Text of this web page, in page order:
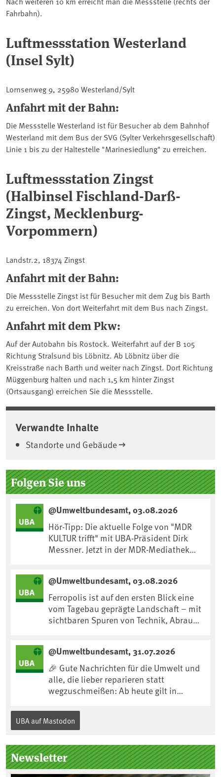
Fahrbahn).
Luftmessstation Westerland
(Insel Sylt)
Lornsenweg 9, 25980 Westerland/Sylt
Anfahrt mit der Bahn:
Die Messstelle Westerland ist für Besucher ab dem Bahnhof
Westerland mit dem Bus der SVG (Sylter Verkehrsgesellschaft)
Linie 1 bis zu der Haltestelle "Marinesiedlung" zu erreichen.
Luftmessstation Zingst
(Halbinsel Fischland-Darß-
Zingst, Mecklenburg-
Vorpommern)
Landstr.2, 18374 Zingst
Anfahrt mit der Bahn:
Die Messstelle Zingst ist für Besucher mit dem Zug bis Barth
zu erreichen. Von dort Weiterfahrt mit dem Bus nach Zingst.
Anfahrt mit dem Pkw:
Auf der Autobahn bis Rostock. Weiterfahrt auf der B 105
Richtung Stralsund bis Löbnitz. Ab Löbnitz über die
Kreisstraße nach Barth und weiter nach Zingst. Dort Richtung
Müggenburg halten und nach 1,5 km hinter Zingst
(Ortsausgang) erreichen Sie die Messstelle.
Verwandte Inhalte
Standorte und Gebäude
Seitenleiste
Folgen Sie uns
@Umweltbundesamt, 03.08.2026
Hör-Tipp: Die aktuelle Folge von "MDR
KULTUR trifft" mit UBA-Präsident Dirk
Messner. Jetzt in der MDR-Mediathek
fft/dirk-messner-audio-100.html
@Umweltbundesamt, 03.08.2026
Ferropolis ist auf den ersten Blick eine
vom Tagebau geprägte Landschaft – mit
sichtbaren Spuren von Technik, Abraum
nur ihre bergbauliche Vergangenheit.
Hier lässt sich beobachten, wie sich aus
Kippenflächen lebendige Böden
entwickeln, Pflanzen Fuß fassen & neue
Lebensräume entstehen....
@Umweltbundesamt, 31.07.2026
🎉 Gute Nachrichten für die Umwelt und
alle, die lieber reparieren statt
wegzuschmeißen: Ab heute gilt in
„Recht auf Reparatur“.Demnach müssen
Hersteller allen Verbraucher*innen für
technisch möglich – nach Ablauf der
Gewährleistungsfrist Reparaturen zu
einem angemessenen Preis anbieten:
UBA auf Mastodon
Newsletter